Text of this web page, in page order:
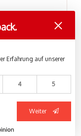
Cooling
ein
Erfahrung auf unserer
4 5
Weiter